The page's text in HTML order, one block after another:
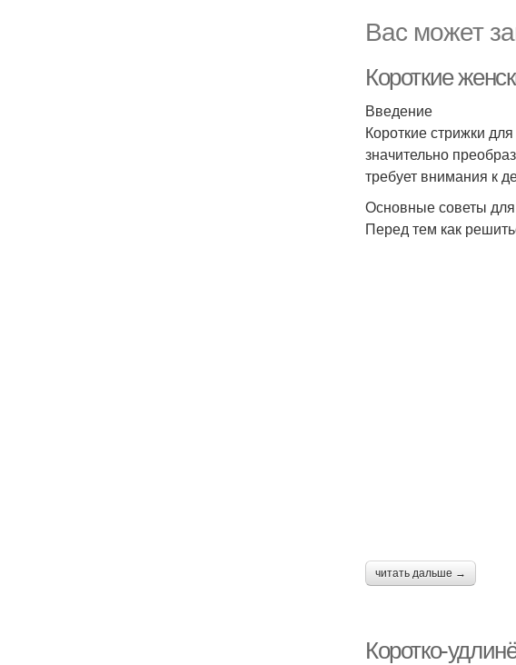
Вас может
Короткие
Введение
Короткие стрижки
значительно
требует внимания к
Основные советы
Перед тем как
читать дальше →
Коротко-